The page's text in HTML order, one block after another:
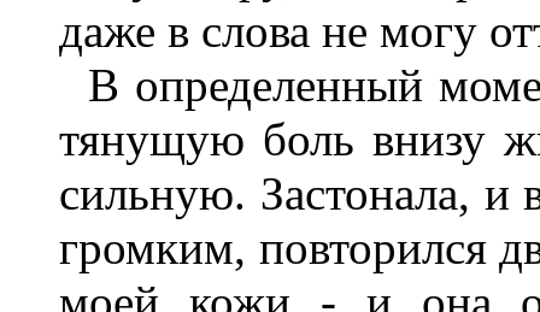
даже в слова не могу
В определенный
тянущую боль внизу
сильную. Застонала, и
громким, повторился